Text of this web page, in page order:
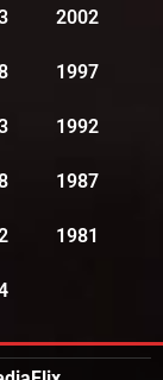
2002
1997
1992
1987
1981